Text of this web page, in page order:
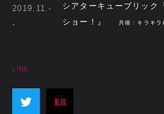
2019.11.-
-
シアターキューブリッ
ショー！』
共催：キラキラ
LINK